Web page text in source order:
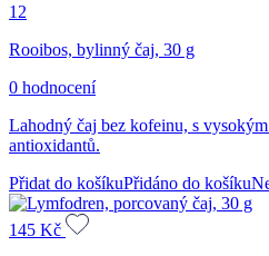
12
Rooibos, bylinný čaj, 30 g
0 hodnocení
Lahodný čaj bez kofeinu, s
antioxidantů.
Přidat do košíkuPřidáno do košíku
145 Kč